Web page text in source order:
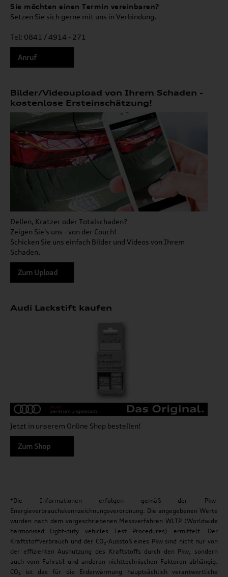
Sie möchten einen Termin vereinbaren?
Setzen Sie sich gerne mit uns in Verbindung.
Tel: 0841 / 4914 - 271
Anruf
Bilder/Videoupload von Ihrem Schaden -
kostenlose Ersteinschätzung!
Dellen, Kratzer oder Totalschaden?
Zeigen Sie's uns - von der Couch!
Schicken Sie uns einfach Bilder und Videos von Ihrem
Schaden.
Zum Upload
Audi Lackstift kaufen
Jetzt in unserem Online Shop bestellen!
Zum Shop
*Die Informationen erfolgen gemäß der Pkw-
Energieverbrauchskennzeichnungsverordnung. Die angegebenen Werte
wurden nach dem vorgeschriebenen Messverfahren WLTP (Worldwide
harmonised Light-duty vehicles Test Procedures) ermittelt. Der
Kraftstoffverbrauch und der CO₂-Ausstoß eines Pkw sind nicht nur von
der effizienten Ausnutzung des Kraftstoffs durch den Pkw, sondern
auch vom Fahrstil und anderen nichttechnischen Faktoren abhängig.
CO₂ ist das für die Erderwärmung hauptsächlich verantwortliche